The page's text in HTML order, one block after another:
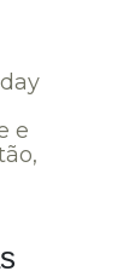
e